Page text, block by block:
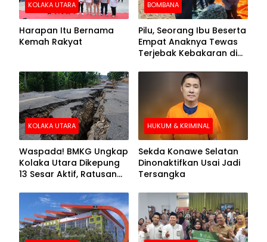
KOLAKA UTARA
Harapan Itu Bernama
Kemah Rakyat
BOMBANA
Pilu, Seorang Ibu Beserta
Empat Anaknya Tewas
Terjebak Kebakaran di
KOLAKA UTARA
Waspada! BMKG Ungkap
Kolaka Utara Dikepung
13 Sesar Aktif, Ratusan
HUKUM & KRIMINAL
Sekda Konawe Selatan
Dinonaktifkan Usai Jadi
Tersangka